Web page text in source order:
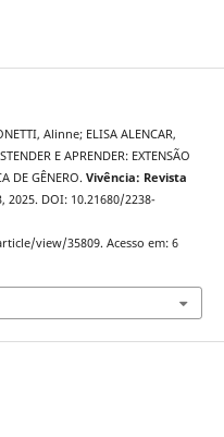
Alinne; ELISA ALENCAR,
E APRENDER: EXTENSÃO
DE GÊNERO. Vivência: Revista
2025. DOI: 10.21680/2238-
view/35809. Acesso em: 6